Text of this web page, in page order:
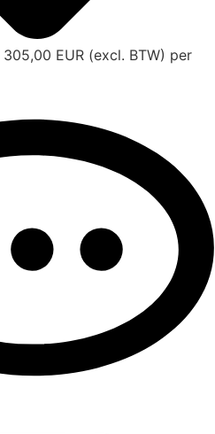
305,00 EUR (excl. BTW) per